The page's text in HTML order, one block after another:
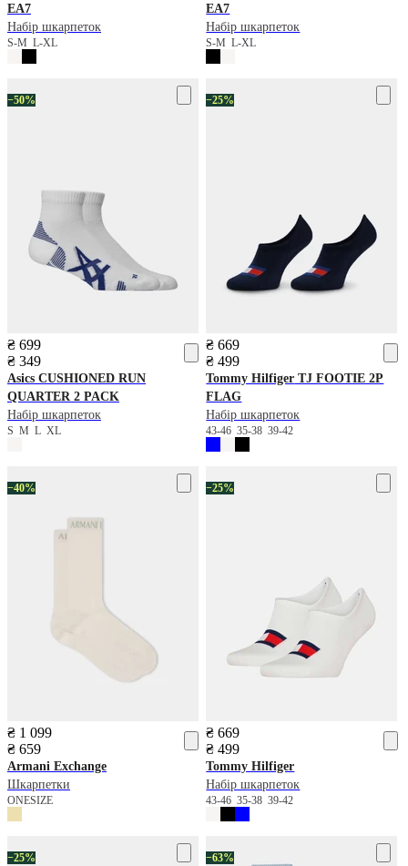
EA7
Набір шкарпеток
S-M L-XL
EA7
Набір шкарпеток
S-ML-XL
−50%
₴ 699
₴ 349
Asics CUSHIONED RUN
QUARTER 2 PACK
Набір шкарпеток
S M L XL
−25%
₴ 669
₴ 499
Tommy Hilfiger TJ FOOTIE 2P
FLAG
Набір шкарпеток
43-4635-3839-42
−40%
₴ 1 099
₴ 659
Armani Exchange
Шкарпетки
ONESIZE
−25%
₴ 669
₴ 499
Tommy Hilfiger
Набір шкарпеток
43-4635-3839-42
−25% −63%